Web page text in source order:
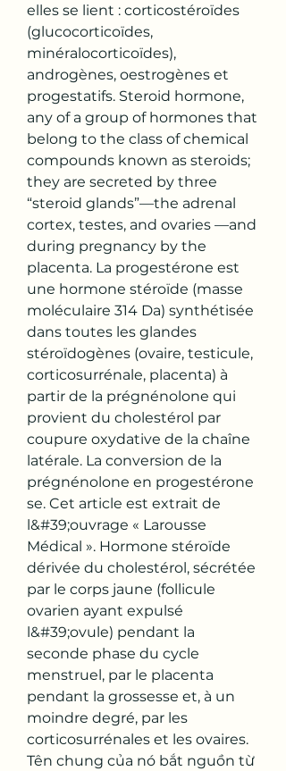
elles se lient : corticostéroïdes
(glucocorticoïdes,
minéralocorticoïdes),
androgènes, oestrogènes et
progestatifs. Steroid hormone,
any of a group of hormones that
belong to the class of chemical
compounds known as steroids;
they are secreted by three
“steroid glands”—the adrenal
cortex, testes, and ovaries —and
during pregnancy by the
placenta. La progestérone est
une hormone stéroïde (masse
moléculaire 314 Da) synthétisée
dans toutes les glandes
stéroïdogènes (ovaire, testicule,
corticosurrénale, placenta) à
partir de la prégnénolone qui
provient du cholestérol par
coupure oxydative de la chaîne
latérale. La conversion de la
prégnénolone en progestérone
se. Cet article est extrait de
l&#39;ouvrage « Larousse
Médical ». Hormone stéroïde
dérivée du cholestérol, sécrétée
par le corps jaune (follicule
ovarien ayant expulsé
l&#39;ovule) pendant la
seconde phase du cycle
menstruel, par le placenta
pendant la grossesse et, à un
moindre degré, par les
corticosurrénales et les ovaires.
Tên chung của nó bắt nguồn từ